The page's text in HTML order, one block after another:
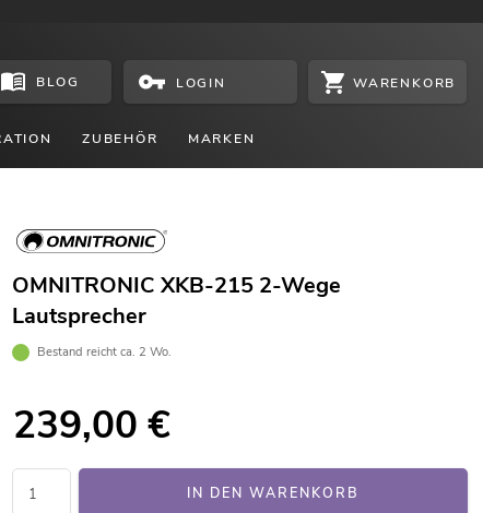
BLOG LOGIN WARENKORB
ZUBEHÖR MARKEN
OMNITRONIC XKB-215 2-Wege
Lautsprecher
Bestand reicht ca. 2 Wo.
239,00 €
IN DEN WARENKORB